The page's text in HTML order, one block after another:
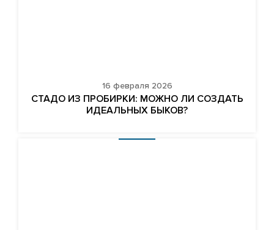
16 февраля 2026
СТАДО ИЗ ПРОБИРКИ: МОЖНО ЛИ СОЗДАТЬ
ИДЕАЛЬНЫХ БЫКОВ?